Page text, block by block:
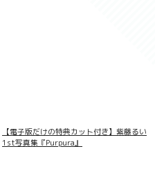
【電子版だけの特典カット付き】紫藤るい
1st写真集『Purpura』